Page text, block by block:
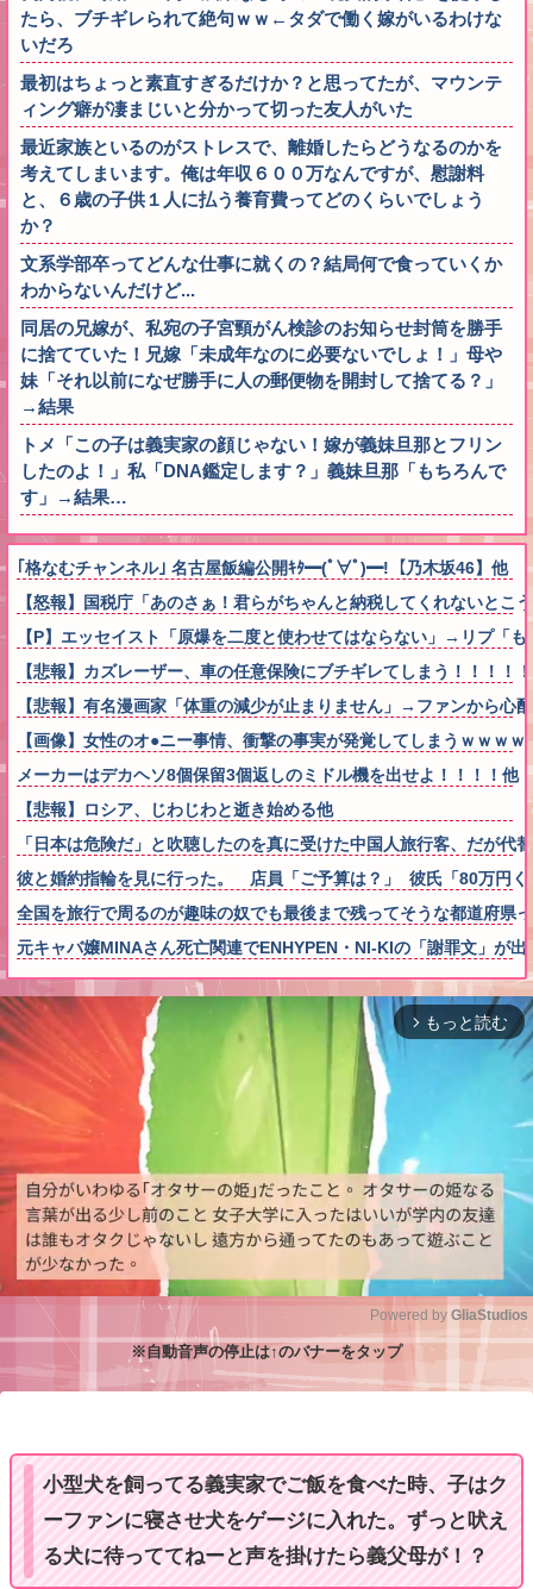
たら、ブチギレられて絶句ｗｗ←タダで働く嫁がいるわけな
いだろ
最初はちょっと素直すぎるだけか？と思ってたが、マウンテ
ィング癖が凄まじいと分かって切った友人がいた
最近家族といるのがストレスで、離婚したらどうなるのかを
考えてしまいます。俺は年収６００万なんですが、慰謝料
と、６歳の子供１人に払う養育費ってどのくらいでしょう
か？
文系学部卒ってどんな仕事に就くの？結局何で食っていくか
わからないんだけど...
同居の兄嫁が、私宛の子宮頸がん検診のお知らせ封筒を勝手
に捨てていた！兄嫁「未成年なのに必要ないでしょ！」母や
妹「それ以前になぜ勝手に人の郵便物を開封して捨てる？」
→結果
トメ「この子は義実家の顔じゃない！嫁が義妹旦那とフリン
したのよ！」私「DNA鑑定します？」義妹旦那「もちろんで
す」→結果…
｢格なむチャンネル｣ 名古屋飯編公開ｷﾀ━(ﾟ∀ﾟ)━!【乃木坂46】他
【怒報】国税庁「あのさぁ！君らがちゃんと納税してくれないと
【P】エッセイスト「原爆を二度と使わせてはならない」→リプ「
【悲報】カズレーザー、車の任意保険にブチギレてしまう！！！！
【悲報】有名漫画家「体重の減少が止まりません」→ファンから心
【画像】女性のオ●ニー事情、衝撃の事実が発覚してしまうｗｗｗｗ
メーカーはデカヘソ8個保留3個返しのミドル機を出せよ！！！！他
【悲報】ロシア、じわじわと逝き始める他
「日本は危険だ」と吹聴したのを真に受けた中国人旅行客、だが
彼と婚約指輪を見に行った。 店員「ご予算は？」 彼氏「80万
全国を旅行で周るのが趣味の奴でも最後まで残ってそうな都道府県
元キャバ嬢MINAさん死亡関連でENHYPEN・NI-KIの「謝罪文」が
arrow_forward_ios もっと読む
u
Powered by GliaStudios
※自動音声の停止は↑のバナーをタップ
小型犬を飼ってる義実家でご飯を食べた時、子はク
ーファンに寝させ犬をゲージに入れた。ずっと吠え
る犬に待っててねーと声を掛けたら義父母が！？